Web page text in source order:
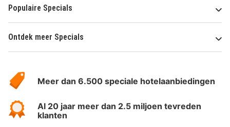
Populaire Specials
Ontdek meer Specials
HotelSpecials
Meer dan 6.500 speciale hotelaanbiedingen
Al 20 jaar meer dan 2.5 miljoen tevreden
klanten